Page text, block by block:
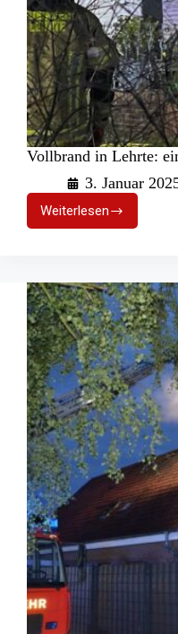
Vollbrand in Lehrte:
3. Januar
Weiterlesen
Vollbrand
in
Person
verletzt